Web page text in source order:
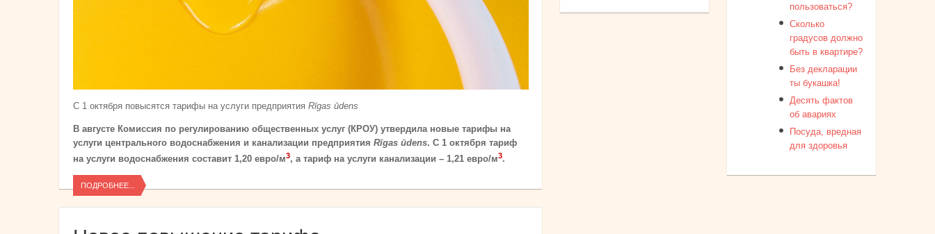
С 1 октября повысятся тарифы на услуги предприятия Rīgas ūdens
В августе Комиссия по регулированию общественных услуг (КРОУ) утвердила новые тарифы на
услуги центрального водоснабжения и канализации предприятия Rīgas ūdens. С 1 октября тариф
на услуги водоснабжения составит 1,20 евро/м3, а тариф на услуги канализации – 1,21 евро/м3.
ПОДРОБНЕЕ...
пользоваться?
Сколько
градусов должно
быть в квартире?
Без декларации
ты букашка!
Десять фактов
об авариях
Посуда, вредная
для здоровья